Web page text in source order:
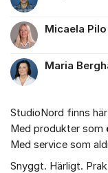
Micaela Pilo
Maria
StudioNord finns
Med produkter som
Med service som
Snyggt. Härligt.